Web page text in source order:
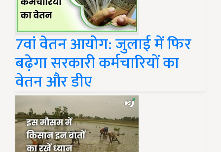
7वां वेतन आयोग: जुलाई में फिर
बढ़ेगा सरकारी कर्मचारियों का
वेतन और डीए